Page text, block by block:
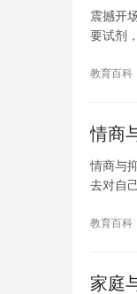
震撼开
要试剂
教育百科
情商
情商与
去对自
教育百科
家庭